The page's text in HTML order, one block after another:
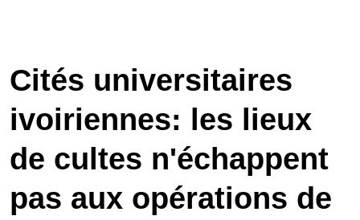
Cités universitaires
ivoiriennes: les lieux
de cultes n'échappent
pas aux opérations de